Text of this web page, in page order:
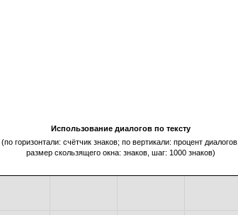
Использование диалогов по тексту
(по горизонтали: счётчик знаков; по вертикали: процент диалогов;
размер скользящего окна: знаков, шаг: 1000 знаков)